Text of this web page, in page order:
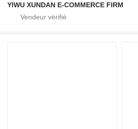
YIWU XUNDAN E-COMMERCE FIRM